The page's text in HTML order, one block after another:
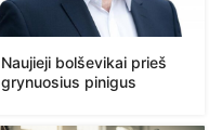
Naujieji bolševikai prieš
grynuosius pinigus